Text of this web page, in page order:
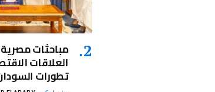
مباحثات
العلاقات
تطورات